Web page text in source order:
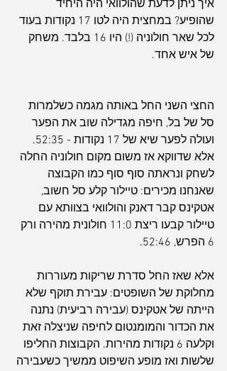
איך ניתן לדעת שהולוואי היה היחיד
שהופיע? במחצית היה לטו 17 נקודות בעוד
לכל שאר חולוניה (!) היו 16 בלבד. משחק
של איש אחד.
החצי השני החל באותה מגמה כשלמרות
סל של בל, חיפה מגדילה שוב את הפער
ועולה לפער שיא של 17 נקודות - 52:35.
אלא שדווקא אז משום מקום חולוניה החלה
לשחק ונראתה סוף סוף כמו הקבוצה
שאנחנו מכירים: טיילור קלע סל חשוב,
אטקינס קבר דאנק והולוואי בצוותא עם
טיילור קבעו ריצת 11:0 חולונית מהירה ורק
6 הפרש, 52:46.
אלא שאז החל סדרת שריקות מעוררות
מחלוקת של השופטים: עבירת תוקף שלא
הייתה של אטקינס (עבירה רביעית) נתנה
את הכדור והמומנטום לחיפה שניצלה זאת
וקלעה 6 נקודות מהירות. הקבוצות החליפו
שלשות ואז מופע השיפוט ממשיך כשעבירה